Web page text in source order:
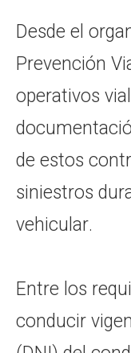
Desde el
Prevención
operativos
de estos
siniestros
vehicular.
Entre los
conducir